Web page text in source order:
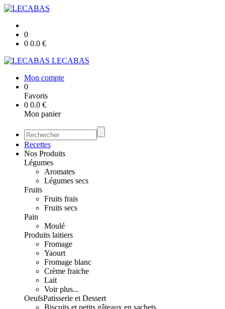
0
0 0.0 €
LECABAS
Mon compte
0
Favoris
0 0.0 €
Mon panier
Recettes
Nos Produits
Légumes
Aromates
Légumes secs
Fruits
Fruits frais
Fruits secs
Pain
Moulé
Produits laitiers
Fromage
Yaourt
Fromage blanc
Crème fraiche
Lait
Voir plus...
OeufsPatisserie et Dessert
Biscuits et petits gâteaux en sachets